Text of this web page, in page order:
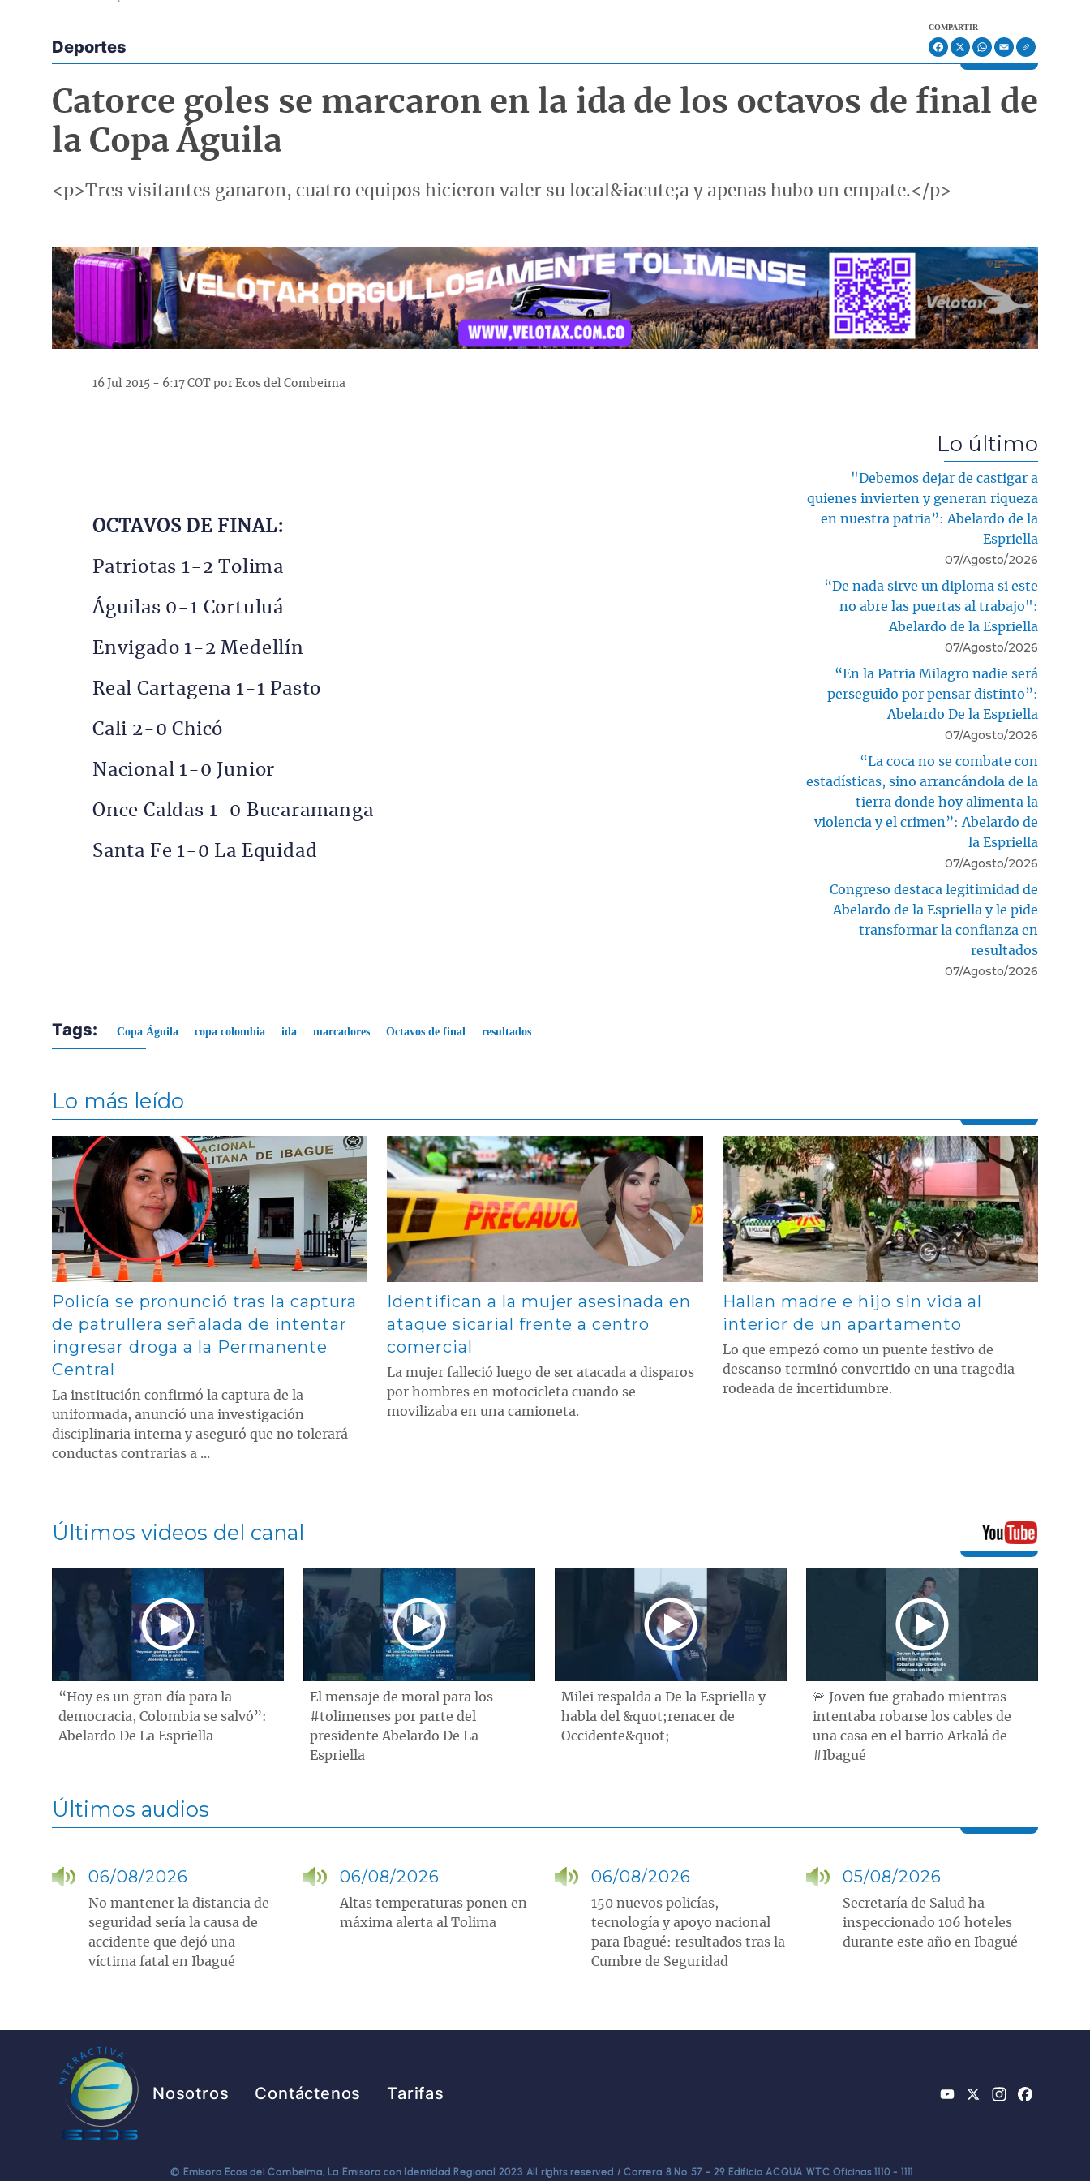
Econoticias y Eventos
Deportes
COMPARTIR
Facebook
X WhatsApp
Email
Catorce goles se marcaron en la ida de los octavos de final de
la Copa Águila
<p>Tres visitantes ganaron, cuatro equipos hicieron valer su local&iacute;a y apenas hubo un empate.</p>
16 Jul 2015 - 6:17 COT por Ecos del Combeima
OCTAVOS DE FINAL:
Patriotas 1-2 Tolima
Águilas 0-1 Cortuluá
Envigado 1-2 Medellín
Real Cartagena 1-1 Pasto
Cali 2-0 Chicó
Nacional 1-0 Junior
Once Caldas 1-0 Bucaramanga
Santa Fe 1-0 La Equidad
Lo último
"Debemos dejar de castigar a
quienes invierten y generan riqueza
en nuestra patria”: Abelardo de la
Espriella
07/Agosto/2026
“De nada sirve un diploma si este
no abre las puertas al trabajo":
Abelardo de la Espriella
07/Agosto/2026
“En la Patria Milagro nadie será
perseguido por pensar distinto”:
Abelardo De la Espriella
07/Agosto/2026
“La coca no se combate con
estadísticas, sino arrancándola de la
tierra donde hoy alimenta la
violencia y el crimen”: Abelardo de
la Espriella
07/Agosto/2026
Congreso destaca legitimidad de
Abelardo de la Espriella y le pide
transformar la confianza en
resultados
07/Agosto/2026
Tags: Copa Águila copa colombia ida marcadores Octavos de final resultados
Lo más leído
Contenido multimedia principal
Policía se pronunció tras la captura
de patrullera señalada de intentar
ingresar droga a la Permanente
Central
La institución confirmó la captura de la
uniformada, anunció una investigación
disciplinaria interna y aseguró que no tolerará
conductas contrarias a ...
Contenido multimedia principal
Identifican a la mujer asesinada en
ataque sicarial frente a centro
comercial
La mujer falleció luego de ser atacada a disparos
por hombres en motocicleta cuando se
movilizaba en una camioneta.
Contenido multimedia principal
Hallan madre e hijo sin vida al
interior de un apartamento
Lo que empezó como un puente festivo de
descanso terminó convertido en una tragedia
rodeada de incertidumbre.
Últimos videos del canal
“Hoy es un gran día para la
democracia, Colombia se salvó”:
Abelardo De La Espriella
El mensaje de moral para los
#tolimenses por parte del
presidente Abelardo De La
Espriella
Milei respalda a De la Espriella y
habla del &quot;renacer de
Occidente&quot;
🚨 Joven fue grabado mientras
intentaba robarse los cables de
una casa en el barrio Arkalá de
#Ibagué
Últimos audios
06/08/2026
No mantener la distancia de
seguridad sería la causa de
accidente que dejó una
víctima fatal en Ibagué
06/08/2026
Altas temperaturas ponen en
máxima alerta al Tolima
06/08/2026
150 nuevos policías,
tecnología y apoyo nacional
para Ibagué: resultados tras la
Cumbre de Seguridad
05/08/2026
Secretaría de Salud ha
inspeccionado 106 hoteles
durante este año en Ibagué
Pie de página
Nosotros Contáctenos Tarifas YouTube
X Instagram
© Emisora Ecos del Combeima, La Emisora con Identidad Regional 2023 All rights reserved / Carrera 8 No 57 - 29 Edificio ACQUA WTC Oficinas 1110 - 1111